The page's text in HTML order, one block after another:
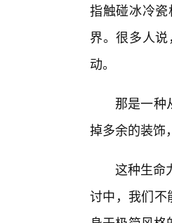
指触碰冰冷
界。很多人
动。
那是一种
掉多余的装饰
这种生命
讨中，我们不